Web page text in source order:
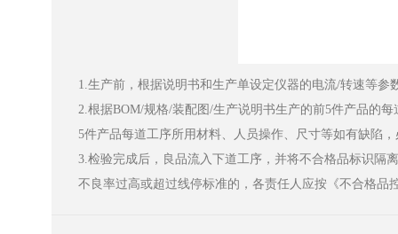
1.生产前，根据说明书和生产单设定仪器的电流/转速等参
2.根据BOM/规格/装配图/生产说明书生产的前5件产品的每道
5件产品每道工序所用材料、人员操作、尺寸等如有缺陷
3.检验完成后，良品流入下道工序，并将不合格品标识隔
不良率过高或超过线停标准的，各责任人应按《不合格品控